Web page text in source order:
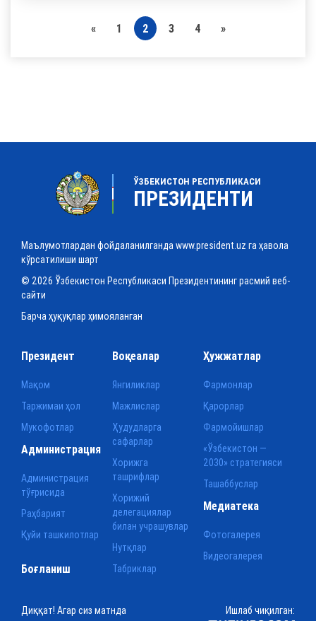
« 1 2 3 4 »
ЎЗБЕКИСТОН РЕСПУБЛИКАСИ
ПРЕЗИДЕНТИ
Маълумотлардан фойдаланилганда www.president.uz га ҳавола
кўрсатилиши шарт
© 2026 Ўзбекистон Республикаси Президентининг расмий веб-
сайти
Барча ҳуқуқлар ҳимояланган
Президент
Мақом
Таржимаи ҳол
Мукофотлар
Воқеалар
Янгиликлар
Мажлислар
Ҳудудларга
сафарлар
Хорижга
ташрифлар
Хорижий
делегациялар
билан учрашувлар
Нутқлар
Табриклар
Ҳужжатлар
Фармонлар
Қарорлар
Фармойишлар
«Ўзбекистон —
2030» стратегияси
Ташаббуслар
Администрация
Администрация
тўғрисида
Раҳбарият
Қуйи ташкилотлар
Медиатека
Фотогалерея
Видеогалерея
Боғланиш
Диққат! Агар сиз матнда
Ишлаб чиқилган: